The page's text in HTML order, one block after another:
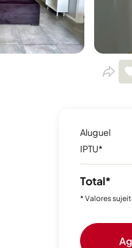
Aluguel
IPTU*
Total*
* Valores